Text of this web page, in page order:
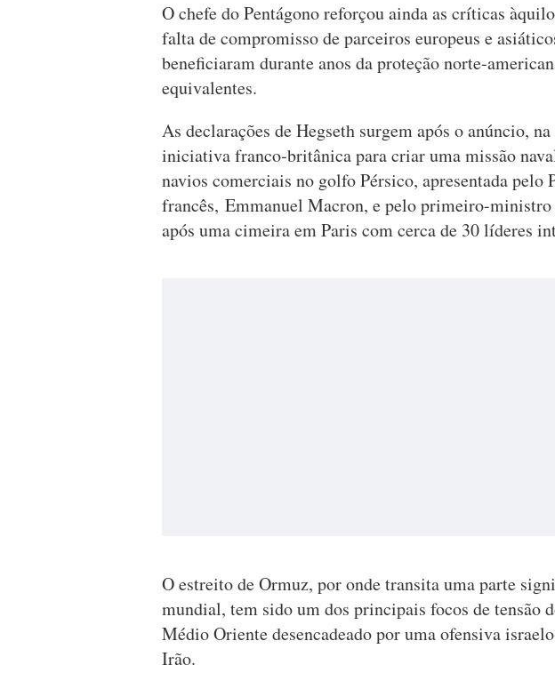
O chefe do Pentágono reforçou ainda as críticas
falta de compromisso de parceiros europeus e
beneficiaram durante anos da proteção norte-
equivalentes.
As declarações de Hegseth surgem após o anúncio,
iniciativa franco-britânica para criar uma missão
navios comerciais no golfo Pérsico, apresentada pelo
francês, Emmanuel Macron, e pelo primeiro-
após uma cimeira em Paris com cerca de 30 líderes
O estreito de Ormuz, por onde transita uma parte
mundial, tem sido um dos principais focos de tensão
Médio Oriente desencadeado por uma ofensiva
Irão.